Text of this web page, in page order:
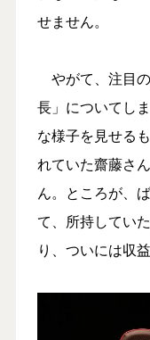
せません。
やがて、注目
長」についてし
な様子を見せる
れていた齋藤さ
ん。ところが、
て、所持してい
り、ついには収